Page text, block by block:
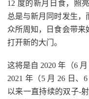
12 度的新月日食，照
总是与新月同时发生，
众所周知，日食会带来
打开新的大门。
这将是自 2020 年（6
2021 年（5 月 26 日、
以来一直持续的双子-